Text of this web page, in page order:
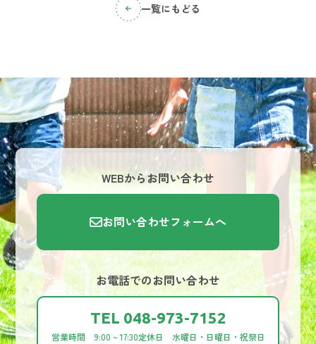
一覧にもどる
WEBからお問い合わせ
お問い合わせフォームへ
お電話でのお問い合わせ
TEL 048-973-7152
営業時間 9:00 ~ 17:30定休日 水曜日・日曜日・祝祭日